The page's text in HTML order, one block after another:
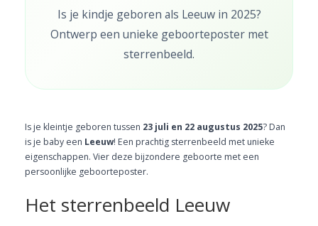
Is je kindje geboren als Leeuw in 2025?
Ontwerp een unieke geboorteposter met
sterrenbeeld.
Is je kleintje geboren tussen 23 juli en 22 augustus 2025? Dan
is je baby een Leeuw! Een prachtig sterrenbeeld met unieke
eigenschappen. Vier deze bijzondere geboorte met een
persoonlijke geboorteposter.
Het sterrenbeeld Leeuw